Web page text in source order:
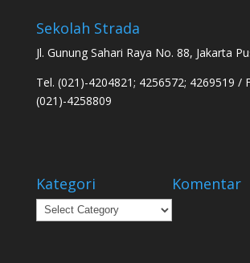
Sekolah Strada
Jl. Gunung Sahari Raya No. 88, Jakarta
Tel. (021)-4204821; 4256572; 4269519 /
(021)-4258809
Kategori
Kategori
Komentar